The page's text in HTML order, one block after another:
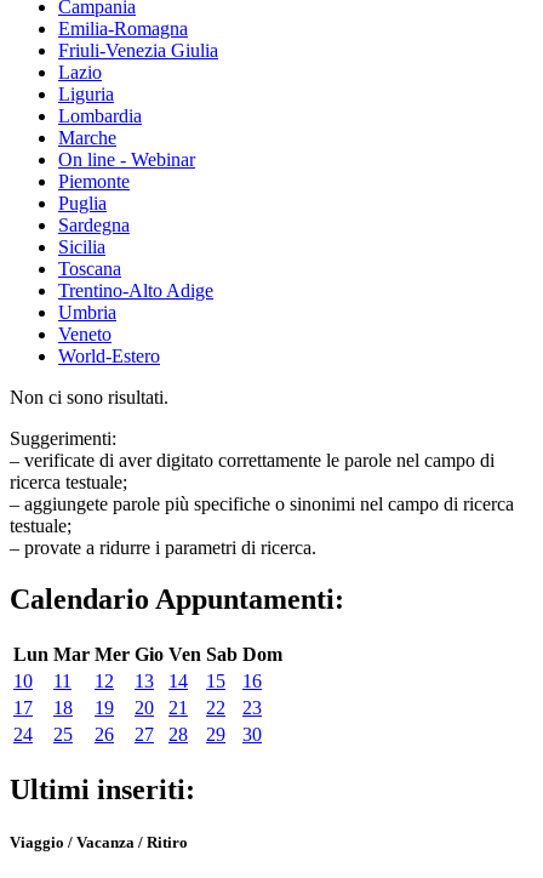
Campania
Emilia-Romagna
Friuli-Venezia Giulia
Lazio
Liguria
Lombardia
Marche
On line - Webinar
Piemonte
Puglia
Sardegna
Sicilia
Toscana
Trentino-Alto Adige
Umbria
Veneto
World-Estero
Non ci sono risultati.
Suggerimenti:
– verificate di aver digitato correttamente le parole nel campo di
ricerca testuale;
– aggiungete parole più specifiche o sinonimi nel campo di ricerca
testuale;
– provate a ridurre i parametri di ricerca.
Calendario Appuntamenti:
Lun Mar Mer Gio Ven Sab Dom
10
11 12 13 14 15
16
17
18 19 20 21 22
23
24
25 26 27 28 29 30
Ultimi inseriti:
Viaggio / Vacanza / Ritiro